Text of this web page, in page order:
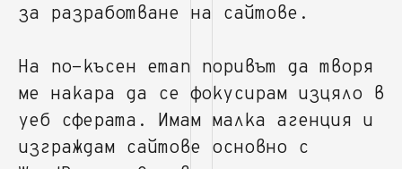
за разработване на сайтове.
На по-късен етап поривът да творя
ме накара да се фокусирам изцяло в
уеб сферата. Имам малка агенция и
изграждам сайтове основно с